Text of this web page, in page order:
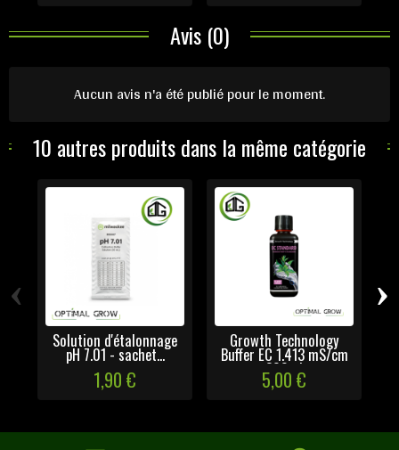
Avis (0)
Aucun avis n'a été publié pour le moment.
10 autres produits dans la même catégorie
Solution d'étalonnage
pH 7.01 - sachet...
1,90 €
Growth Technology
Buffer EC 1.413 mS/cm
300ml
5,00 €
‹ ›